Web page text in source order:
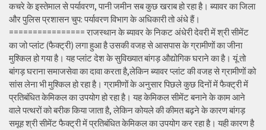
कचरे के इस्तेमाल से पर्यावरण, पानी जमीन सब कुछ खराब हो रहा है। ब्यावर का जिला
और पुलिस प्रशासन चुप: पर्यावरण विभाग के अधिकारी तो अंधे हैं।
================ राजस्थान के ब्यावर के निकट अंधेरी देवरी में श्री सीमेंट
का जो प्लांट (फैक्ट्री) लगा हुआ है उसकी वजह से आसपास के ग्रामीणों का जीना
मुश्किल हो गया है। यह प्लांट देश के सुविख्यात बांगड़ औद्योगिक घराने का है। यूं तो
बांगड़ घराना समाजसेवा का दावा करता है,लेकिन ब्यावर प्लांट की वजह से ग्रामीणों को
सांस लेना भी मुश्किल हो रहा है। ग्रामीणों के अनुसार पिछले कुछ दिनों में फैक्ट्री में
प्रतिबंधित केमिकल का उपयोग हो रहा है। यह केमिकल सीमेंट बनाने के काम आने
वाले पत्थरों को बरीक किया जाता है, लेकिन कोयले की कीमत बढ़ने के कारण बांगड़
समूह श्री सीमेंट फैक्ट्री में प्रतिबंधित केमिकल का उपयोग कर रहा है। यही कारण है